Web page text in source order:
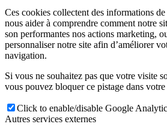
Ces cookies collectent des informations
nous aider à comprendre comment notre
son performantes nos actions marketing,
personnaliser notre site afin d’améliorer
navigation.
Si vous ne souhaitez pas que votre visite
vous pouvez bloquer ce pistage dans
Click to enable/disable Google
Autres services externes